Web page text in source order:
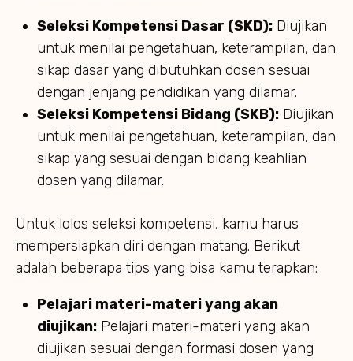
Seleksi Kompetensi Dasar (SKD): Diujikan
untuk menilai pengetahuan, keterampilan, dan
sikap dasar yang dibutuhkan dosen sesuai
dengan jenjang pendidikan yang dilamar.
Seleksi Kompetensi Bidang (SKB): Diujikan
untuk menilai pengetahuan, keterampilan, dan
sikap yang sesuai dengan bidang keahlian
dosen yang dilamar.
Untuk lolos seleksi kompetensi, kamu harus
mempersiapkan diri dengan matang. Berikut
adalah beberapa tips yang bisa kamu terapkan:
Pelajari materi-materi yang akan
diujikan: Pelajari materi-materi yang akan
diujikan sesuai dengan formasi dosen yang